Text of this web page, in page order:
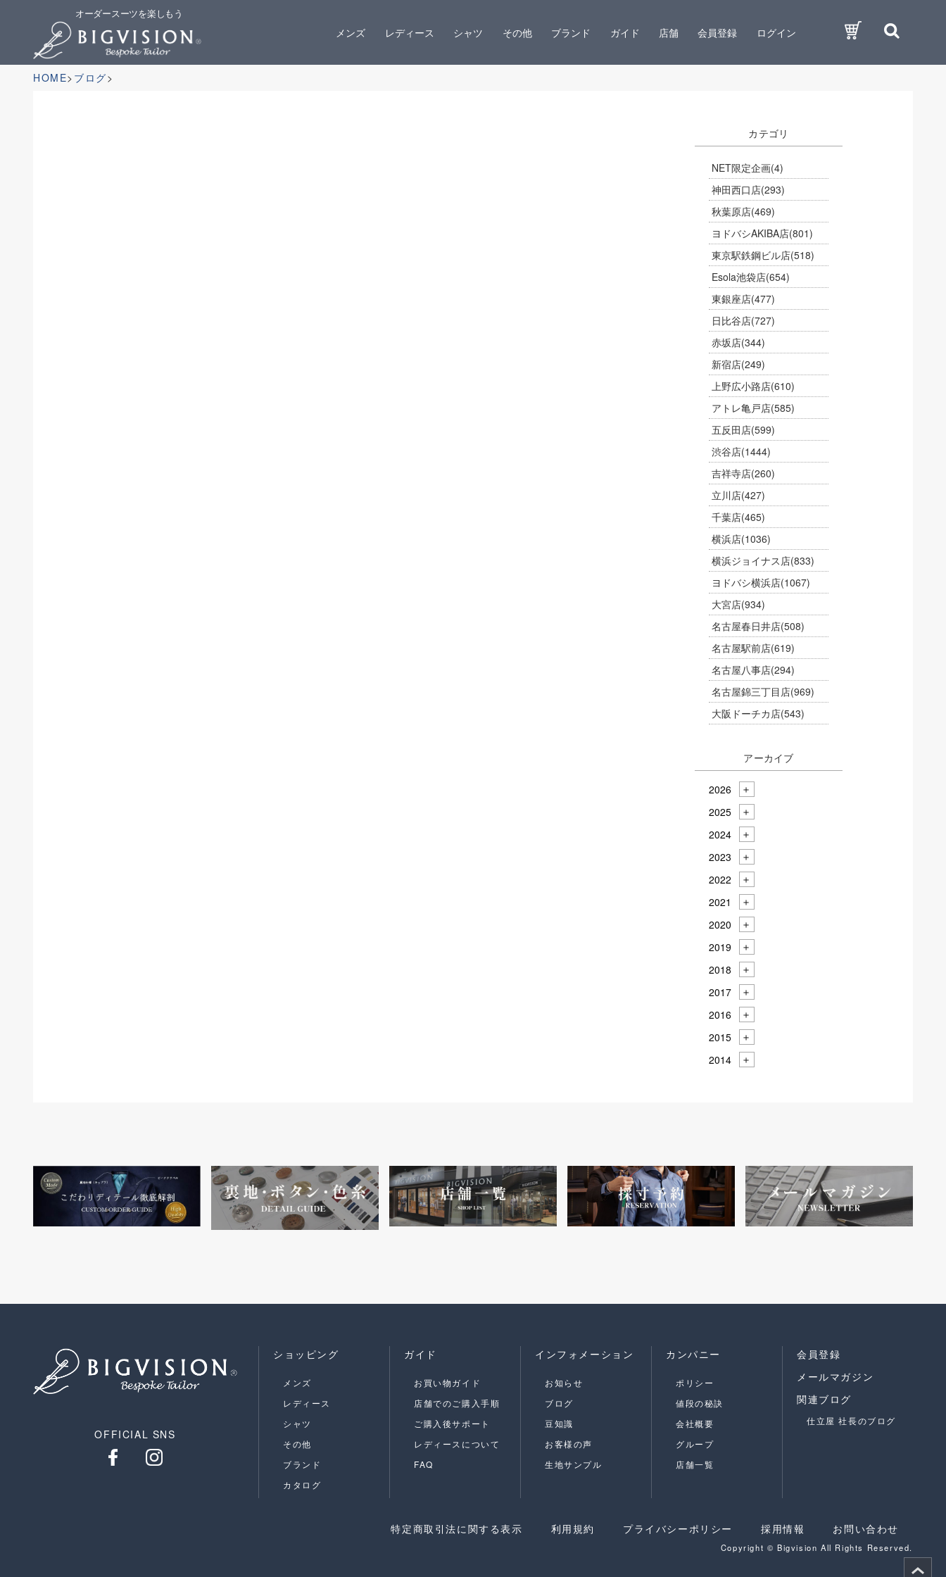
オーダースーツを楽しもう
メンズ レディース シャツ その他 ブランド ガイド 店舗 会員登録 ログイン
HOME ブログ
カテゴリ
NET限定企画(4)
神田西口店(293)
秋葉原店(469)
ヨドバシAKIBA店(801)
東京駅鉄鋼ビル店(518)
Esola池袋店(654)
東銀座店(477)
日比谷店(727)
赤坂店(344)
新宿店(249)
上野広小路店(610)
アトレ亀戸店(585)
五反田店(599)
渋谷店(1444)
吉祥寺店(260)
立川店(427)
千葉店(465)
横浜店(1036)
横浜ジョイナス店(833)
ヨドバシ横浜店(1067)
大宮店(934)
名古屋春日井店(508)
名古屋駅前店(619)
名古屋八事店(294)
名古屋錦三丁目店(969)
大阪ドーチカ店(543)
アーカイブ
2026
2025
2024
2023
2022
2021
2020
2019
2018
2017
2016
2015
2014
OFFICIAL SNS
ショッピング
メンズ
レディース
シャツ
その他
ブランド
カタログ
ガイド
お買い物ガイド
店舗でのご購入手順
ご購入後サポート
レディースについて
FAQ
インフォメーション
お知らせ
ブログ
豆知識
お客様の声
生地サンプル
カンパニー
ポリシー
値段の秘訣
会社概要
グループ
店舗一覧
会員登録
メールマガジン
関連ブログ
仕立屋 社長のブログ
特定商取引法に関する表示 利用規約 プライバシーポリシー 採用情報 お問い合わせ
Copyright © Bigvision All Rights Reserved.